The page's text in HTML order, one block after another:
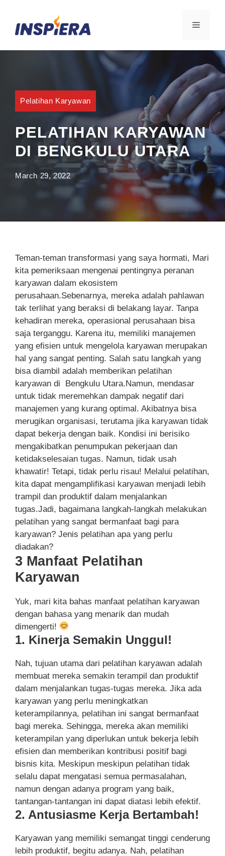
content
MENU
Pelatihan Karyawan
PELATIHAN KARYAWAN
DI BENGKULU UTARA
March 29, 2022
Teman-teman transformasi yang saya hormati, Mari
kita pemeriksaan mengenai pentingnya peranan
karyawan dalam ekosistem
perusahaan.Sebenarnya, mereka adalah pahlawan
tak terlihat yang beraksi di belakang layar. Tanpa
kehadiran mereka, operasional perusahaan bisa
saja terganggu. Karena itu, memiliki manajemen
yang efisien untuk mengelola karyawan merupakan
hal yang sangat penting. Salah satu langkah yang
bisa diambil adalah memberikan pelatihan
karyawan di Bengkulu Utara.Namun, mendasar
untuk tidak meremehkan dampak negatif dari
manajemen yang kurang optimal. Akibatnya bisa
merugikan organisasi, terutama jika karyawan tidak
dapat bekerja dengan baik. Kondisi ini berisiko
mengakibatkan penumpukan pekerjaan dan
ketidakselesaian tugas. Namun, tidak usah
khawatir! Tetapi, tidak perlu risau! Melalui pelatihan,
kita dapat mengamplifikasi karyawan menjadi lebih
trampil dan produktif dalam menjalankan
tugas.Jadi, bagaimana langkah-langkah melakukan
pelatihan yang sangat bermanfaat bagi para
karyawan? Jenis pelatihan apa yang perlu
diadakan?
3 Manfaat Pelatihan
Karyawan
Yuk, mari kita bahas manfaat pelatihan karyawan
dengan bahasa yang menarik dan mudah
dimengerti!
1. Kinerja Semakin Unggul!
Nah, tujuan utama dari pelatihan karyawan adalah
membuat mereka semakin terampil dan produktif
dalam menjalankan tugas-tugas mereka. Jika ada
karyawan yang perlu meningkatkan
keterampilannya, pelatihan ini sangat bermanfaat
bagi mereka. Sehingga, mereka akan memiliki
keterampilan yang diperlukan untuk bekerja lebih
efisien dan memberikan kontribusi positif bagi
bisnis kita. Meskipun meskipun pelatihan tidak
selalu dapat mengatasi semua permasalahan,
namun dengan adanya program yang baik,
tantangan-tantangan ini dapat diatasi lebih efektif.
2. Antusiasme Kerja Bertambah!
Karyawan yang memiliki semangat tinggi cenderung
lebih produktif, begitu adanya. Nah, pelatihan